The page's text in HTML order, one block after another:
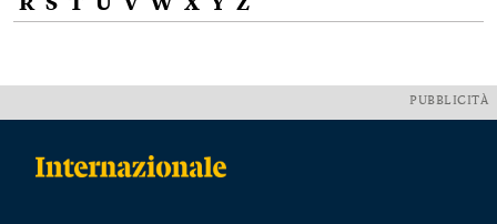
R S T U V W X Y Z
PUBBLICITÀ